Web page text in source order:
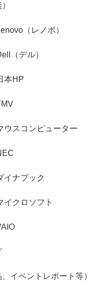
（レノボ）
（デル）
本HP
ウスコンピューター
イナブック
イクロソフト
イベントレポート等）